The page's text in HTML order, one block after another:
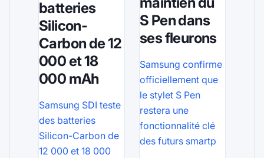
batteries
Silicon-
Carbon de 12
000 et 18
000 mAh
Samsung SDI teste
des batteries
Silicon-Carbon de
12 000 et 18 000
S Pen dans
ses fleurons
Samsung confirme
officiellement que
le stylet S Pen
restera une
fonctionnalité clé
des futurs smartp